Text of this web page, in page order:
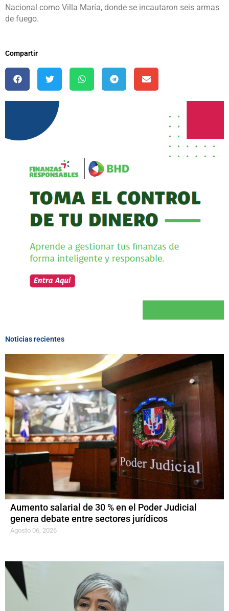
Nacional como Villa María, donde se incautaron seis armas
de fuego.
Compartir
Noticias recientes
Aumento salarial de 30 % en el Poder Judicial
genera debate entre sectores jurídicos
Agosto 06, 2026